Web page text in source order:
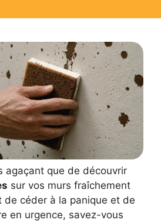
agaçant que de découvrir
sur vos murs fraîchement
de céder à la panique et de
en urgence, savez-vous